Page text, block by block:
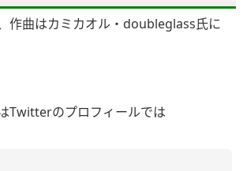
作曲はカミカオル・doubleglass氏に
Twitterのプロフィールでは